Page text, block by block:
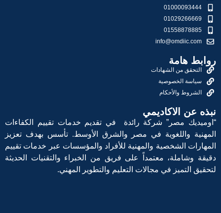
01000093444
01029266669
01558878885
info@omdiic.com
روابط هامة
التحقق من الشهادات
سياسة الخصوصية
الشروط والأحكام
نبذه عن الاكاديمي
“اوميديك مصر” شركة رائدة في تقديم خدمات تقييم الكفاءات
المهنية واللغوية في مصر والشرق الأوسط. تأسس بهدف تعزيز
المهارات الشخصية والمهنية للأفراد والمؤسسات عبر خدمات تقييم
دقيقة وشاملة، معتمداً على فريق من الخبراء والتقنيات الحديثة
لتحقيق التميز في مجالات التعليم والتطوير المهني.